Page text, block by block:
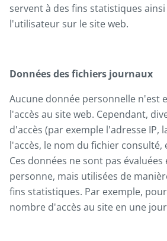
servent à des fins statistiques
l'utilisateur sur le site web.
Données des fichiers journaux
Aucune donnée personnelle n'est
l'accès au site web. Cependant,
d'accès (par exemple l'adresse IP,
l'accès, le nom du fichier consulté,
Ces données ne sont pas
personne, mais utilisées de
fins statistiques. Par exemple,
nombre d'accès au site en une